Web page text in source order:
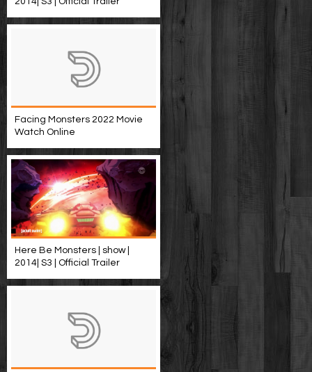
Facing Monsters 2022 Movie
Watch Online
Here Be Monsters | show |
2014| S3 | Official Trailer